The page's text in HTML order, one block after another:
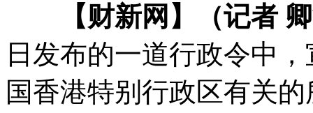
【财新网】（记者
日发布的一道行政令中
国香港特别行政区有关